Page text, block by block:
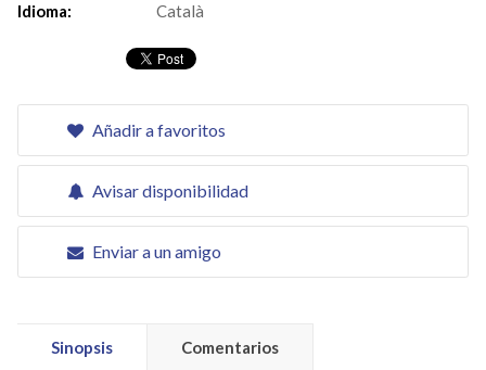
Idioma:
Català
Añadir a favoritos
Avisar disponibilidad
Enviar a un amigo
Sinopsis Comentarios